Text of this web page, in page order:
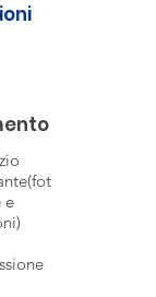
e